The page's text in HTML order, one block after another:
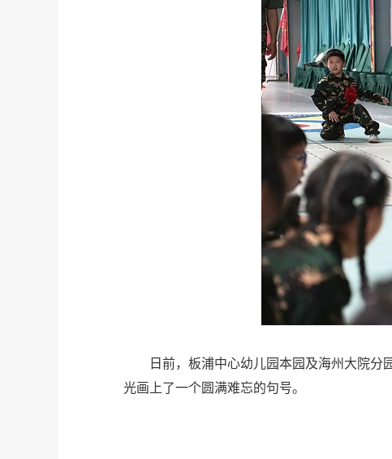
日前，板浦中心幼儿园本园及海州大院分
光画上了一个圆满难忘的句号。